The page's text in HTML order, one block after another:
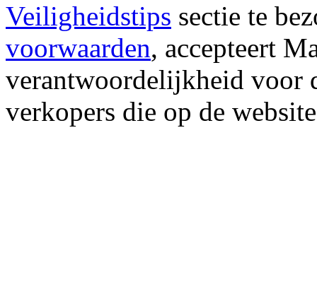
Veiligheidstips sectie te
voorwaarden, accepteert
verantwoordelijkheid voor
verkopers die op de